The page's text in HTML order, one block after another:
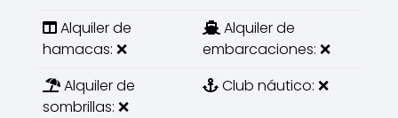
Alquiler de
hamacas: ❌
Alquiler de
embarcaciones: ❌
Alquiler de
sombrillas: ❌
Club náutico: ❌